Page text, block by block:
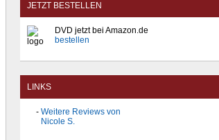
JETZT BESTELLEN
DVD jetzt bei Amazon.de
bestellen
LINKS
Weitere Reviews von
Nicole S.